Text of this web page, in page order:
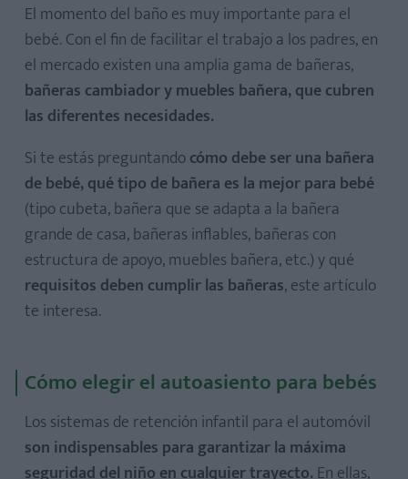
El momento del baño es muy importante para el
bebé. Con el fin de facilitar el trabajo a los padres, en
el mercado existen una amplia gama de bañeras,
bañeras cambiador y muebles bañera, que cubren
las diferentes necesidades.
Si te estás preguntandocómo debe ser una bañera
de bebé, qué tipo de bañera es la mejor para bebé
(tipo cubeta, bañera que se adapta a la bañera
grande de casa, bañeras inflables, bañeras con
estructura de apoyo, muebles bañera, etc.) y qué
requisitos deben cumplir las bañeras, este artículo
te interesa.
Cómo elegir el autoasiento para bebés
Los sistemas de retención infantil para el automóvil
son indispensables para garantizar la máxima
seguridad del niño en cualquier trayecto. En ellas,